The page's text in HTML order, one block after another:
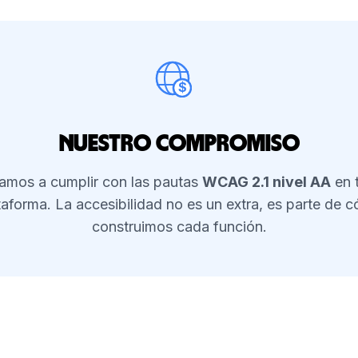
$
Nuestro compromiso
a cumplir con las pautas WCAG 2.1 nivel AAen
La accesibilidad no es un extra, es parte de
construimos cada función.